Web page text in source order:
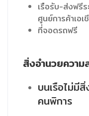
เรือรับ-ส่งฟรีร
ศูนย์การค้าเอ
ที่จอดรถฟรี
สิ่งอำนวยความ
บนเรือไม่มี
คนพิการ